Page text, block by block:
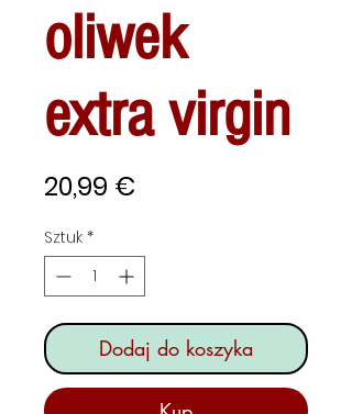
oliwek
extra virgin
20,99 €
Sztuk *
Dodaj do koszyka